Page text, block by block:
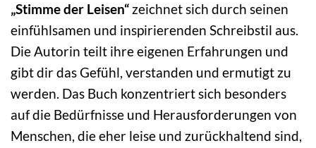
„Stimme der Leisen“ zeichnet sich durch seinen
einfühlsamen und inspirierenden Schreibstil aus.
Die Autorin teilt ihre eigenen Erfahrungen und
gibt dir das Gefühl, verstanden und ermutigt zu
werden. Das Buch konzentriert sich besonders
auf die Bedürfnisse und Herausforderungen von
Menschen, die eher leise und zurückhaltend sind,